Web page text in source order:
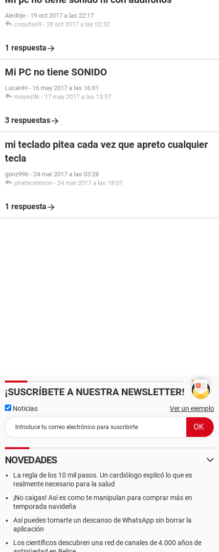
Aledrije - 19 oct 2017 a las 22:17
coquitas9 - 20 oct 2017 a las 02:32
1 respuesta
Mi PC no tiene SONIDO
LucaHH - 16 may 2017 a las 16:01
mayestik - 17 may 2017 a las 13:57
3 respuestas
mi teclado pitea cada vez que apreto cualquier
tecla
gonz996 - 24 mar 2017 a las 03:28
piratacrimson - 24 mar 2017 a las 18:01
1 respuesta
¡SUSCRÍBETE A NUESTRA NEWSLETTER!
Noticias Ver un ejemplo
NOVEDADES
La regla de los 10 mil pasos. Un cardiólogo explicó lo que es
realmente necesario para la salud
¡No caigas! Así es como te manipulan para comprar más en
temporada navideña
Así puedes tomarte un descanso de WhatsApp sin borrar la
aplicación
Los científicos descubren una red de canales de 4.000 años de